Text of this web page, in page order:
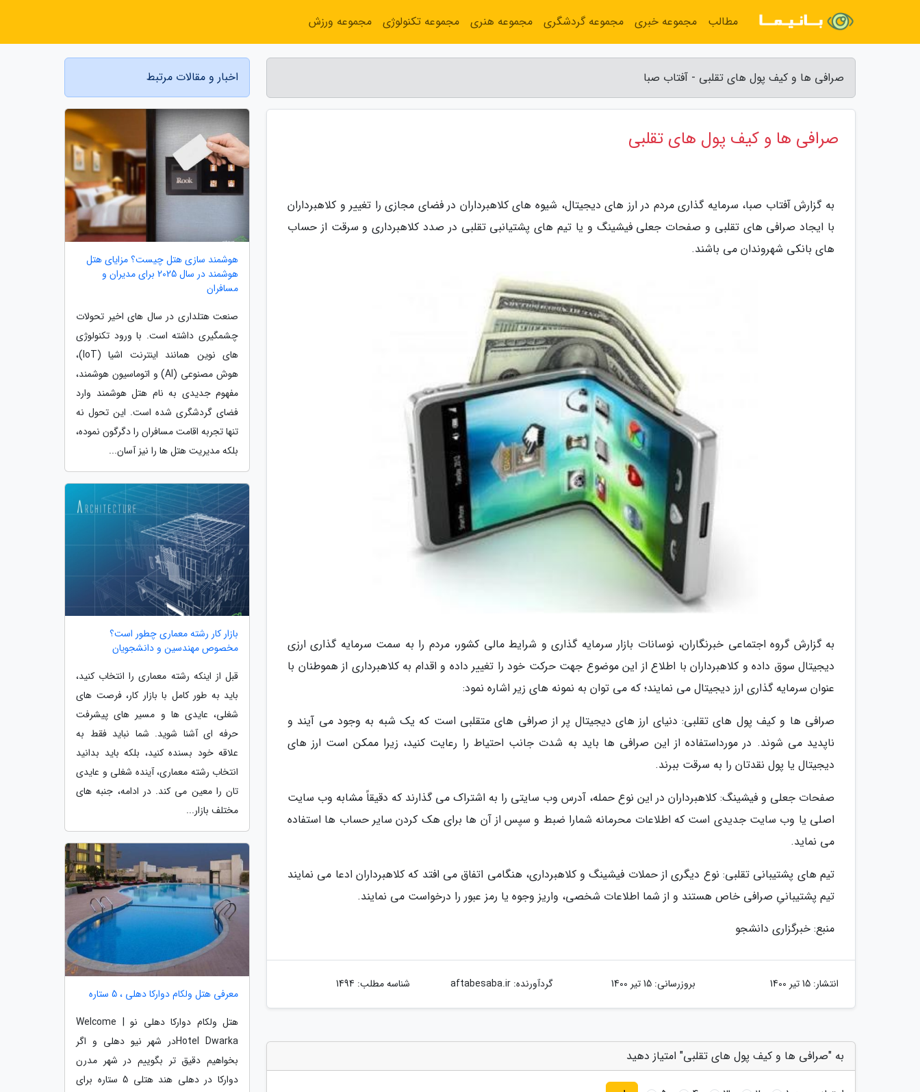
صرافی ها و کیف پول های تقلبی - آفتاب صبا
صرافی ها و کیف پول های تقلبی
به گزارش آفتاب صبا، سرمایه گذاری مردم در ارز های دیجیتال، شیوه های کلاهبرداران در فضای مجازی را تغییر و کلاهبرداران
با ایجاد صرافی های تقلبی و صفحات جعلی فیشینگ و یا تیم های پشتیانبی تقلبی در صدد کلاهبرداری و سرقت از حساب
های بانکی شهروندان می باشند.
به گزارش گروه اجتماعی خبرنگاران، نوسانات بازار سرمایه گذاری و شرایط مالی کشور، مردم را به سمت سرمایه گذاری ارزی
دیجیتال سوق داده و کلاهبرداران با اطلاع از این موضوع جهت حرکت خود را تغییر داده و اقدام به کلاهبرداری از هموطنان با
عنوان سرمایه گذاری ارز دیجیتال می نمایند؛ که می توان به نمونه های زیر اشاره نمود:
صرافی ها و کیف پول های تقلبی: دنیای ارز های دیجیتال پر از صرافی های متقلبی است که یک شبه به وجود می آیند و
ناپدید می شوند. در مورداستفاده از این صرافی ها باید به شدت جانب احتیاط را رعایت کنید، زیرا ممکن است ارز های
دیجیتال یا پول نقدتان را به سرقت ببرند.
صفحات جعلی و فیشینگ: کلاهبرداران در این نوع حمله، آدرس وب سایتی را به اشتراک می گذارند که دقیقاً مشابه وب سایت
اصلی یا وب سایت جدیدی است که اطلاعات محرمانه شمارا ضبط و سپس از آن ها برای هک کردن سایر حساب ها استفاده
می نماید.
تیم های پشتیبانی تقلبی: نوع دیگری از حملات فیشینگ و کلاهبرداری، هنگامی اتفاق می افتد که کلاهبرداران ادعا می نمایند
تیم پشتیبانیِ صرافی خاص هستند و از شما اطلاعات شخصی، واریز وجوه یا رمز عبور را درخواست می نمایند.
منبع: خبرگزاری دانشجو
انتشار: 15 تیر 1400 بروزرسانی: 15 تیر 1400 گردآورنده:aftabesaba.ir شناسه مطلب: 1494
به "صرافی ها و کیف پول های تقلبی" امتیاز دهید
اخبار و مقالات مرتبط
هوشمند سازی هتل چیست؟ مزایای هتل
هوشمند در سال 2025 برای مدیران و
مسافران
صنعت هتلداری در سال های اخیر تحولات
چشمگیری داشته است. با ورود تکنولوژی
های نوین همانند اینترنت اشیا (IoT)،
هوش مصنوعی (AI) و اتوماسیون هوشمند،
مفهوم جدیدی به نام هتل هوشمند وارد
فضای گردشگری شده است. این تحول نه
تنها تجربه اقامت مسافران را دگرگون نموده،
بلکه مدیریت هتل ها را نیز آسان...
بازار کار رشته معماری چطور است؟
مخصوص مهندسین و دانشجویان
قبل از اینکه رشته معماری را انتخاب کنید،
باید به طور کامل با بازار کار، فرصت های
شغلی، عایدی ها و مسیر های پیشرفت
حرفه ای آشنا شوید. شما نباید فقط به
علاقه خود بسنده کنید، بلکه باید بدانید
انتخاب رشته معماری، آینده شغلی و عایدی
تان را معین می کند. در ادامه، جنبه های
مختلف بازار...
معرفی هتل ولکام دوارکا دهلی ، 5 ستاره
هتل ولکام دوارکا دهلی نو | Welcome
Hotel Dwarkaدر شهر نیو دهلی و اگر
بخواهیم دقیق تر بگوییم در شهر مدرن
دوارکا در دهلی هند هتلی 5 ستاره برای
مطالب مجموعه خبری مجموعه گردشگری مجموعه هنری مجموعه تکنولوژی مجموعه ورزش